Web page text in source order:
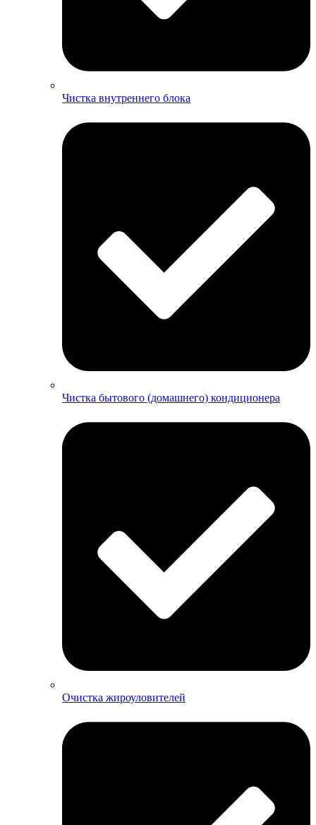
Чистка внутреннего блока
Чистка бытового (домашнего) кондиционера
Очистка жироуловителей